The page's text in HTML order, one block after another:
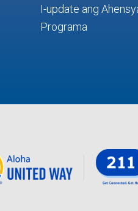
I-update ang
Programa